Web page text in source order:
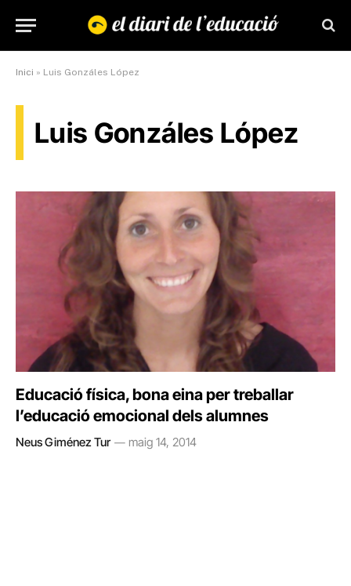
Inici » Luis Gonzáles López
Luis Gonzáles López
Educació física, bona eina per treballar
l’educació emocional dels alumnes
Neus Giménez Tur maig 14, 2014